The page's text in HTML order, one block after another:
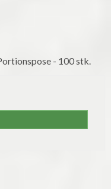
- 100 stk.